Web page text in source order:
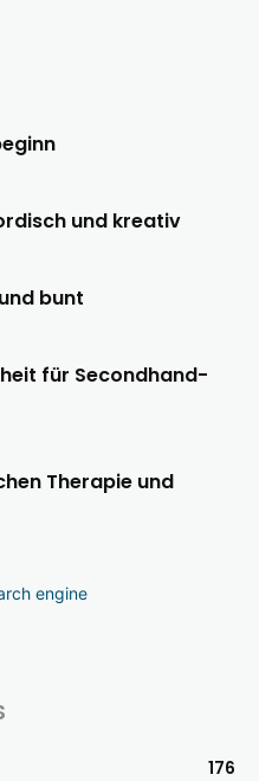
und kreativ
bunt
für Secondhand-
Therapie und
176